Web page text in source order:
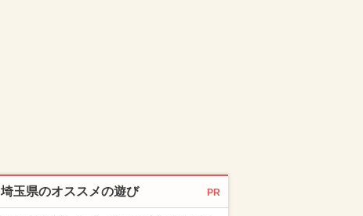
埼玉県のオススメの遊び PR